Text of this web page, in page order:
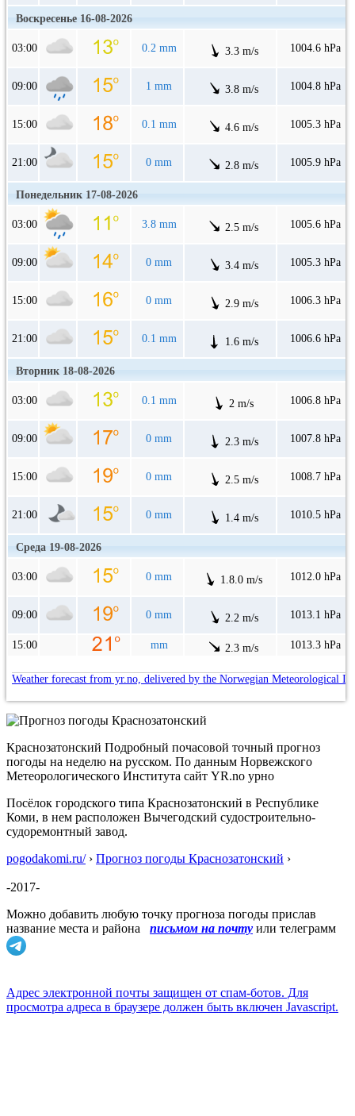
Воскресенье 16-08-2026
03:00 0.2 mm 3.3 m/s 1004.6 hPa
09:00 1 mm 3.8 m/s 1004.8 hPa
15:00 0.1 mm 4.6 m/s 1005.3 hPa
21:00 0 mm 2.8 m/s 1005.9 hPa
Понедельник 17-08-2026
03:00 3.8 mm 2.5 m/s 1005.6 hPa
09:00 0 mm 3.4 m/s 1005.3 hPa
15:00 0 mm 2.9 m/s 1006.3 hPa
21:00 0.1 mm 1.6 m/s 1006.6 hPa
Вторник 18-08-2026
03:00 0.1 mm 2 m/s 1006.8 hPa
09:00 0 mm 2.3 m/s 1007.8 hPa
15:00 0 mm 2.5 m/s 1008.7 hPa
21:00 0 mm 1.4 m/s 1010.5 hPa
Среда 19-08-2026
03:00 0 mm 1.8.0 m/s 1012.0 hPa
09:00 0 mm 2.2 m/s 1013.1 hPa
15:00 mm 2.3 m/s 1013.3 hPa
Weather forecast from yr.no, delivered by the Norwegian Meteorological
Краснозатонский Подробный почасовой точный прогноз
погоды на неделю на русском. По данным Норвежского
Метеорологического Института сайт YR.no урно
Посёлок городского типа Краснозатонский в Республике
Коми, в нем расположен Вычегодский судостроительно-
судоремонтный завод.
pogodakomi.ru/› Прогноз погоды Краснозатонский ›
-2017-
Можно добавить любую точку прогноза погоды прислав
название места и района
письмом на почту или телеграмм
Адрес электронной почты защищен от спам-ботов. Для
просмотра адреса в браузере должен быть включен Javascript.